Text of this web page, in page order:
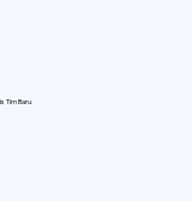
Tim Baru